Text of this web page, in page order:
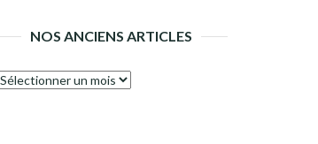
NOS ANCIENS ARTICLES
Nos